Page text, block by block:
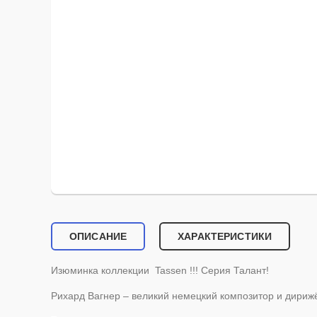
ОПИСАНИЕ ХАРАКТЕРИСТИКИ
Изюминка коллекции Tassen !!! Серия Талант!
Рихард Вагнер – великий немецкий композитор и